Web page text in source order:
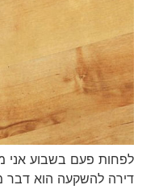
לפחות פעם בשבוע אני
דירה להשקעה הוא דבר